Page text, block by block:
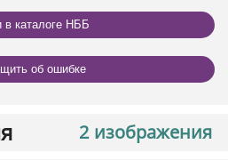
в каталоге НББ
об ошибке
2 изображения